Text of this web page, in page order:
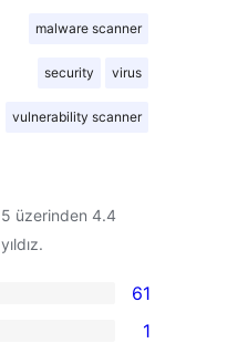
malware scanner
security virus
vulnerability scanner
5 üzerinden 4.4
yıldız.
61
1